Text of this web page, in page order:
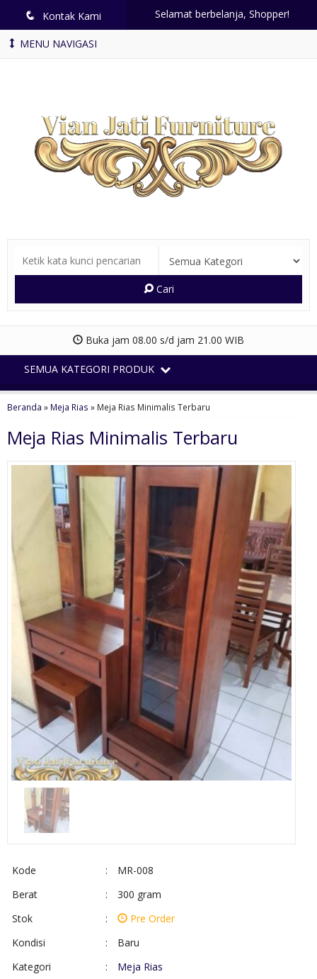
q Kontak Kami Selamat berbelanja, Shopper!
MENU NAVIGASI
Cari
Buka jam 08.00 s/d jam 21.00 WIB
SEMUA KATEGORI PRODUK
Beranda » Meja Rias » Meja Rias Minimalis Terbaru
Meja Rias Minimalis Terbaru
Kode :
MR-008
Berat
:
300 gram
Stok
:
Pre Order
Kondisi
:
Baru
Kategori
:
Meja Rias